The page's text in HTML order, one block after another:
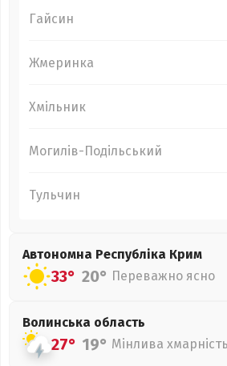
Гайсин
Жмеринка
Хмільник
Могилів-Подільський
Тульчин
Автономна Республіка Крим
33° 20° Переважно ясно
Волинська область
27° 19° Мінлива